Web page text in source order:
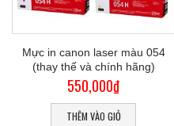
Mực in canon laser màu 054
(thay thế và chính hãng)
550,000₫
THÊM VÀO GIỎ